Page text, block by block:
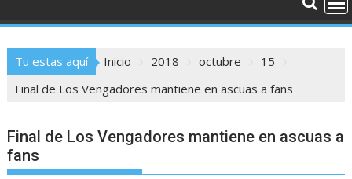
Tu estas aquí Inicio 2018 octubre
15
Final de Los Vengadores mantiene en ascuas a fans
Final de Los Vengadores mantiene en ascuas a
fans